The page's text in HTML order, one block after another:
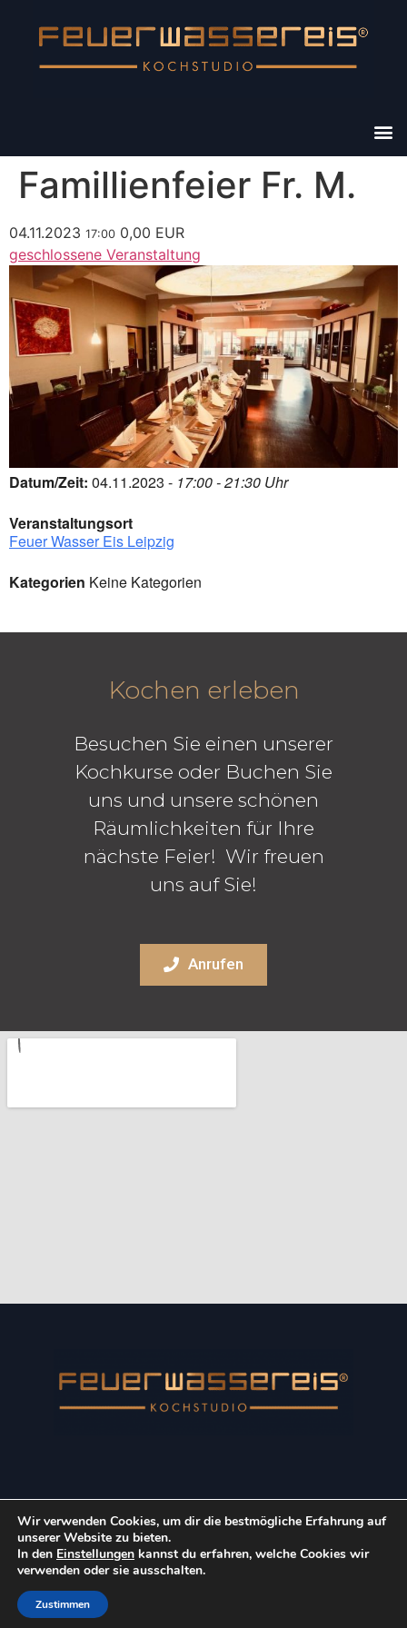
Famillienfeier Fr. M.
04.11.2023 17:00 0,00 EUR
geschlossene Veranstaltung
Datum/Zeit: 04.11.2023 - 17:00 - 21:30 Uhr
Veranstaltungsort
Feuer Wasser Eis Leipzig
Kategorien Keine Kategorien
Kochen erleben
Besuchen Sie einen unserer
Kochkurse oder Buchen Sie
uns und unsere schönen
Räumlichkeiten für Ihre
nächste Feier! Wir freuen
uns auf Sie!
Anrufen
Copyright © 2022 Kulinarik-Event GmbH. Alle Rechte
vorbehalten.
Impressum Datenschutz
Wir verwenden Cookies, um dir die bestmögliche Erfahrung auf
unserer Website zu bieten.
In den Einstellungen kannst du erfahren, welche Cookies wir
verwenden oder sie ausschalten.
Zustimmen